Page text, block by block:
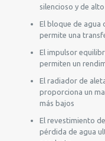
silencioso y de
El bloque de agua
permite una
El impulsor
permiten un
El radiador de
proporciona un
más bajos
El revestimiento
pérdida de agua